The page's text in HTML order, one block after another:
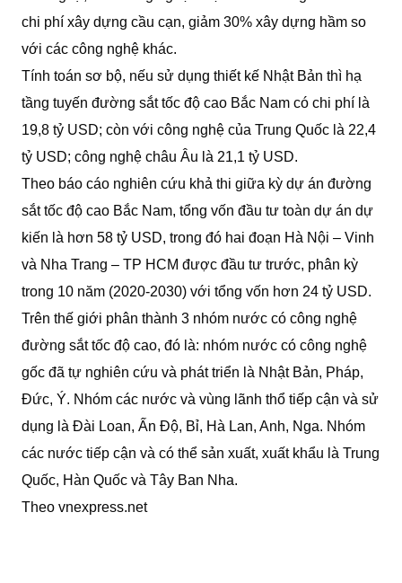
chi phí xây dựng cầu cạn, giảm 30% xây dựng hầm so
với các công nghệ khác.
Tính toán sơ bộ, nếu sử dụng thiết kế Nhật Bản thì hạ
tầng tuyến đường sắt tốc độ cao Bắc Nam có chi phí là
19,8 tỷ USD; còn với công nghệ của Trung Quốc là 22,4
tỷ USD; công nghệ châu Âu là 21,1 tỷ USD.
Theo báo cáo nghiên cứu khả thi giữa kỳ dự án đường
sắt tốc độ cao Bắc Nam, tổng vốn đầu tư toàn dự án dự
kiến là hơn 58 tỷ USD, trong đó hai đoạn Hà Nội – Vinh
và Nha Trang – TP HCM được đầu tư trước, phân kỳ
trong 10 năm (2020-2030) với tổng vốn hơn 24 tỷ USD.
Trên thế giới phân thành 3 nhóm nước có công nghệ
đường sắt tốc độ cao, đó là: nhóm nước có công nghệ
gốc đã tự nghiên cứu và phát triển là Nhật Bản, Pháp,
Đức, Ý. Nhóm các nước và vùng lãnh thổ tiếp cận và sử
dụng là Đài Loan, Ấn Độ, Bỉ, Hà Lan, Anh, Nga. Nhóm
các nước tiếp cận và có thể sản xuất, xuất khẩu là Trung
Quốc, Hàn Quốc và Tây Ban Nha.
Theo vnexpress.net